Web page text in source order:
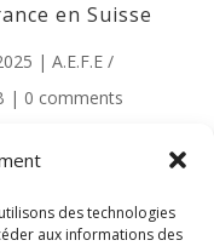
des technologies
aux informations des
en Suisse
| A.E.F.E /
| 0 comments
nous
de France